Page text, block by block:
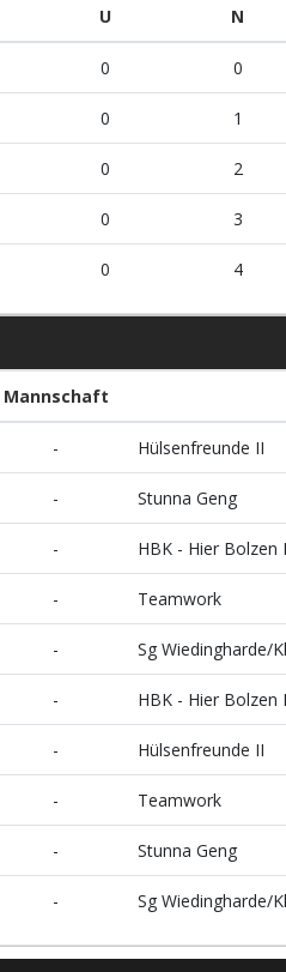
U N
0 0
0 1
0 2
0 3
0 4
Mannschaft
- Hülsenfreunde II
- Stunna Geng
- HBK - Hier Bolzen
- Teamwork
- Sg Wiedingharde/
- HBK - Hier Bolzen
- Hülsenfreunde II
- Teamwork
- Stunna Geng
- Sg Wiedingharde/